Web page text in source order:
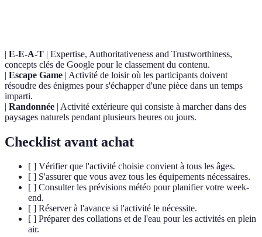
| E-E-A-T | Expertise, Authoritativeness and Trustworthiness,
concepts clés de Google pour le classement du contenu.
| Escape Game | Activité de loisir où les participants doivent
résoudre des énigmes pour s'échapper d'une pièce dans un temps
imparti.
| Randonnée | Activité extérieure qui consiste à marcher dans des
paysages naturels pendant plusieurs heures ou jours.
Checklist avant achat
[ ] Vérifier que l'activité choisie convient à tous les âges.
[ ] S'assurer que vous avez tous les équipements nécessaires.
[ ] Consulter les prévisions météo pour planifier votre week-
end.
[ ] Réserver à l'avance si l'activité le nécessite.
[ ] Préparer des collations et de l'eau pour les activités en plein
air.